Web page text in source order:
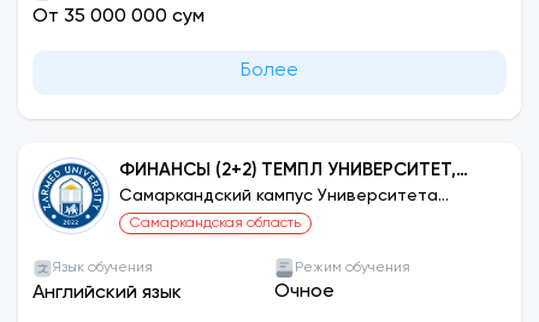
От 35 000 000 сум
Более
ФИНАНСЫ (2+2) ТЕМПЛ УНИВЕРСИТЕТ,
ФИЛАДЕЛЬФИЯ, США
Самаркандский кампус Университета
ЗАРМЕД
Самаркандская область
Язык обучения
Английский язык
Режим обучения
Очное